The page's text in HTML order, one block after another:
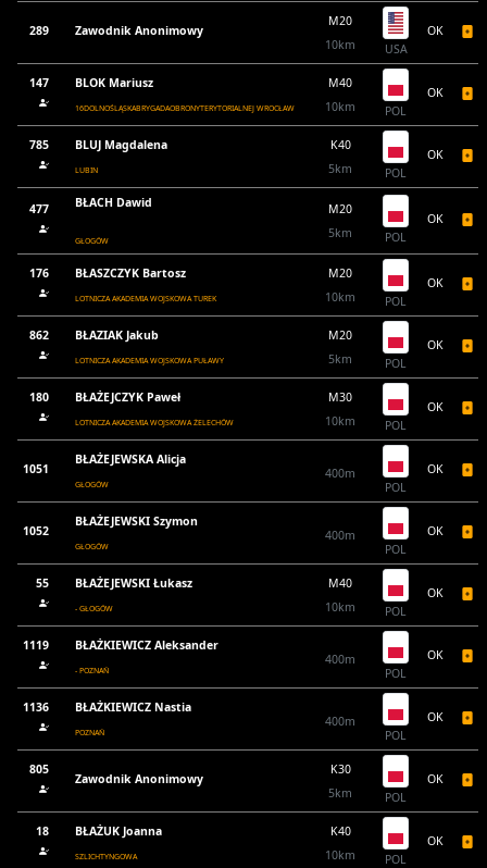
289 Zawodnik Anonimowy
M20
10km
USA
OK
147 BLOK Mariusz
16DOLNOŚLĄSKABRYGADAOBRONYTERYTORIALNEJ WROCŁAW
M40
10km
POL
OK
785 BLUJ Magdalena
LUBIN
K40
5km
POL
OK
477 BŁACH Dawid
GŁOGÓW
M20
5km
POL
OK
176 BŁASZCZYK Bartosz
LOTNICZA AKADEMIA WOJSKOWA TUREK
M20
10km
POL
OK
862 BŁAZIAK Jakub
LOTNICZA AKADEMIA WOJSKOWA PUŁAWY
M20
5km
POL
OK
180 BŁAŻEJCZYK Paweł
LOTNICZA AKADEMIA WOJSKOWA ŻELECHÓW
M30
10km
POL
OK
1051
BŁAŻEJEWSKA Alicja
GŁOGÓW
400m
POL
OK
1052
BŁAŻEJEWSKI Szymon
GŁOGÓW
400m
POL
OK
55 BŁAŻEJEWSKI Łukasz
- GŁOGÓW
M40
10km
POL
OK
1119 BŁAŻKIEWICZ Aleksander
- POZNAŃ
400m
POL
OK
1136 BŁAŻKIEWICZ Nastia
POZNAŃ
400m
POL
OK
805
Zawodnik Anonimowy
K30
5km
POL
OK
18 BŁAŻUK Joanna
SZLICHTYNGOWA
K40
10km
POL
OK